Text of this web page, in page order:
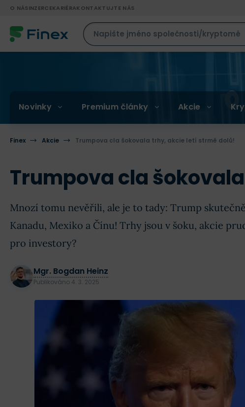
O NÁSINZERCEKARIÉRAKONTAKTUJTE NÁS
Novinky Premium články Akcie
Finex Akcie Trumpova cla šokovala trhy, akcie letí strmě dolů!
Trumpova cla
Mnozí tomu nevěřili, ale je to tady: Trump
Kanadu, Mexiko a Čínu! Trhy jsou v šoku, akcie
pro investory?
Mgr. Bogdan Heinz
Publikováno 4. 3. 2025